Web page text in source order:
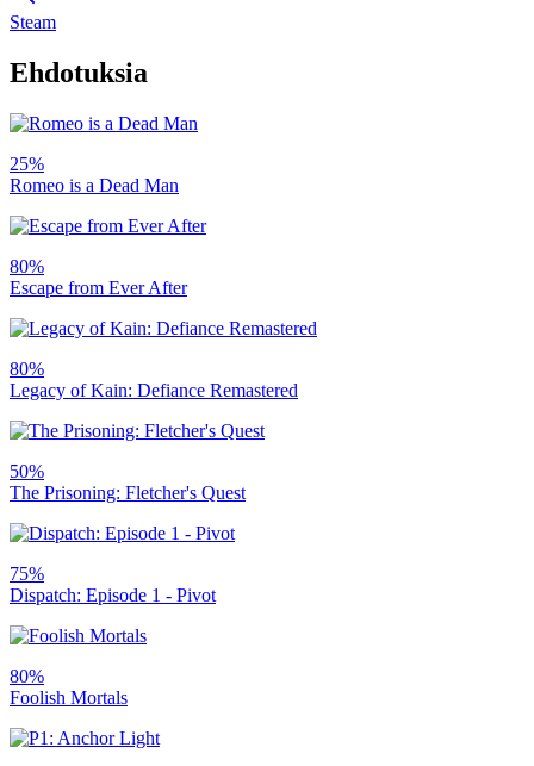
Steam
Ehdotuksia
25%
Romeo is a Dead Man
80%
Escape from Ever After
80%
Legacy of Kain: Defiance Remastered
50%
The Prisoning: Fletcher's Quest
75%
Dispatch: Episode 1 - Pivot
80%
Foolish Mortals